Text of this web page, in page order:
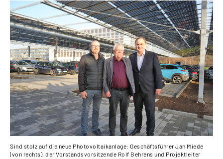
Sind stolz auf die neue Photovoltaikanlage: Geschäftsführer Jan Miede
(von rechts), der Vorstandsvorsitzende Rolf Behrens und Projektleiter